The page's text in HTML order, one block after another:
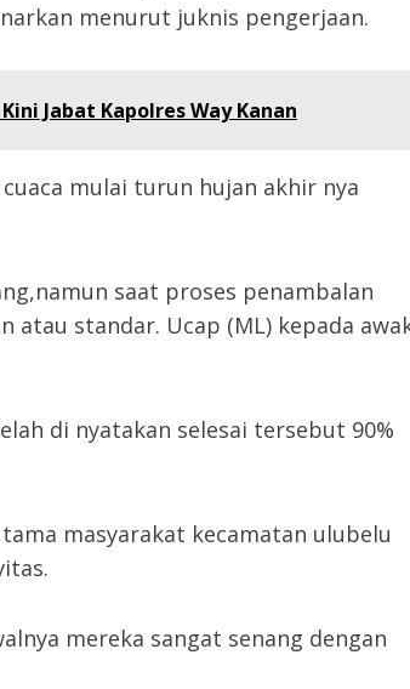
menurut juknis pengerjaan.
Jabat Kapolres Way Kanan
mulai turun hujan akhir nya
saat proses penambalan
atau standar. Ucap (ML) kepada
di nyatakan selesai tersebut 90%
masyarakat kecamatan ulubelu
mereka sangat senang dengan